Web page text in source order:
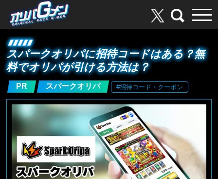
スパークオリパに招待コードはある？無
料でオリパが引ける方法は？
PR スパークオリパ #招待コード・クーポン